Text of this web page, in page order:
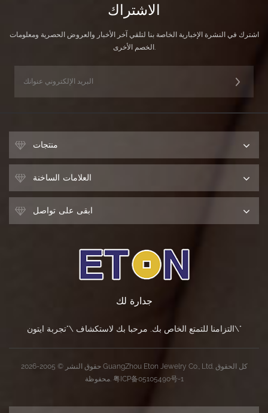
الاشتراك
اشترك في النشرة الإخبارية الخاصة بنا لتلقي آخر الأخبار والعروض الحصرية ومعلومات
الخصم الأخرى.
منتجات
العلامات الساخنة
ابقى على تواصل
جدارة لك
التزامنا للتمتع الخاص بك. مرحبا بك لاستكشاف \"تجربة ايتون\"
حقوق النشر © 2005-2026 GuangZhou Eton Jewelry Co., Ltd. كل الحقوق
محفوظة. 粤ICP备05105490号-1